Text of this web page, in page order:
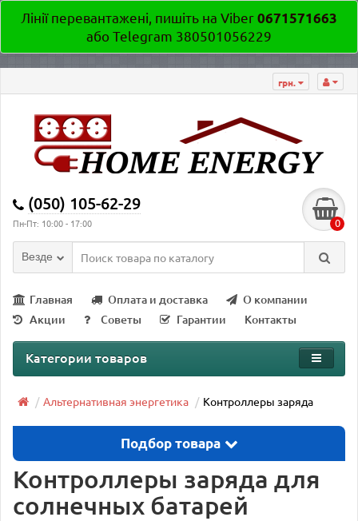
Лінії перевантажені, пишіть на Viber0671571663
або Telegram 380501056229
грн.
(050) 105-62-29
Пн-Пт: 10:00 - 17:00 0
Везде
Главная Оплата и доставка
О компании
Акции
Советы Гарантии Контакты
Категории товаров
Альтернативная энергетика Контроллеры заряда
Подбор товара
Контроллеры заряда для
солнечных батарей